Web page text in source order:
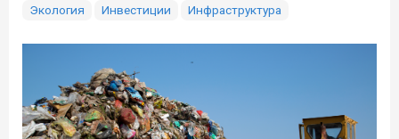
Экология
Инвестиции Инфраструктура